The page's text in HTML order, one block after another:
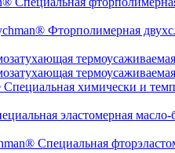
Фторполимерная
Специальная химически и
эластомерная
Специальная